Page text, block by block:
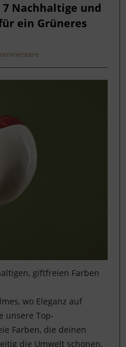
Nachhaltige und
ein Grüneres
giftfreien Farben
wo Eleganz auf
unsere Top-
Farben, die deinen
die Umwelt schonen.